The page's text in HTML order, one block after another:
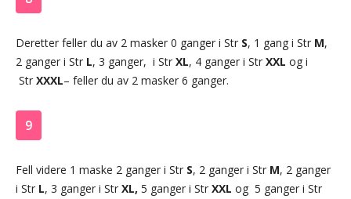
Deretter feller du av 2 masker 0 ganger i Str S, 1 gang i Str M,
2 ganger i Str L, 3 ganger, i Str XL, 4 ganger i Str XXL og i
Str XXXL– feller du av 2 masker 6 ganger.
9
Fell videre 1 maske 2 ganger i Str S, 2 ganger i Str M, 2 ganger
i Str L, 3 ganger i Str XL, 5 ganger i Str XXL og 5 ganger i Str